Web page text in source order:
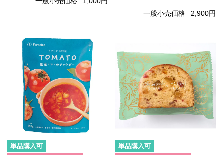
一般小売価格 2,900円
単品購入可
単品購入可